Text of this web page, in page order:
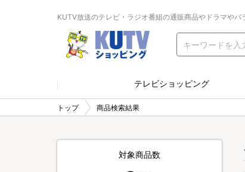
KUTV放送のテレビ・ラジオ番組の通販商品やドラマやバ
テレビショッピング
トップ 商品検索結果
対象商品数